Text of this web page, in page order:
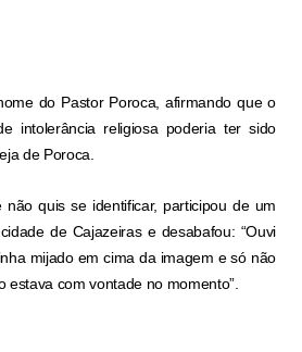
do Pastor Poroca, afirmando que o
intolerância religiosa poderia ter sido
de Poroca.
quis se identificar, participou de um
de Cajazeiras e desabafou: “Ouvi
mijado em cima da imagem e só não
estava com vontade no momento”.